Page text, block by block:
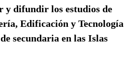
y difundir los estudios de
Edificación y Tecnología
secundaria en las Islas